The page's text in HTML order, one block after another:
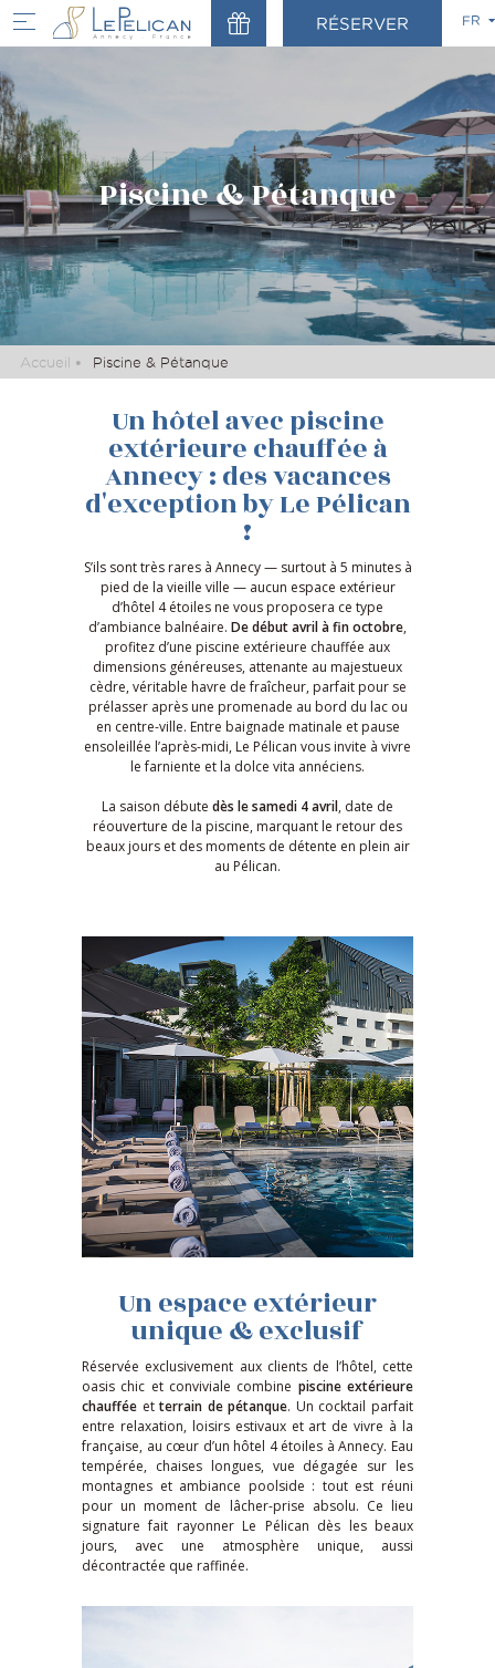
FR
EN
RÉSERVER
Piscine & Pétanque
Accueil Piscine & Pétanque
Un hôtel avec piscine
extérieure chauffée à
Annecy : des vacances
d'exception by Le Pélican
!
S’ils sont très rares à Annecy — surtout à 5 minutes à
pied de la vieille ville — aucun espace extérieur
d’hôtel 4 étoiles ne vous proposera ce type
d’ambiance balnéaire. De début avril à fin octobre,
profitez d’une piscine extérieure chauffée aux
dimensions généreuses, attenante au majestueux
cèdre, véritable havre de fraîcheur, parfait pour se
prélasser après une promenade au bord du lac ou
en centre-ville. Entre baignade matinale et pause
ensoleillée l’après-midi, Le Pélican vous invite à vivre
le farniente et la dolce vita annéciens.
La saison débute dès le samedi 4 avril, date de
réouverture de la piscine, marquant le retour des
beaux jours et des moments de détente en plein air
au Pélican.
Un espace extérieur
unique & exclusif
Réservée exclusivement aux clients de l’hôtel, cette
oasis chic et conviviale combine piscine extérieure
chauffée etterrain de pétanque. Un cocktail parfait
entre relaxation, loisirs estivaux et art de vivre à la
française, au cœur d’un hôtel 4 étoiles à Annecy. Eau
tempérée, chaises longues, vue dégagée sur les
montagnes et ambiance poolside : tout est réuni
pour un moment de lâcher-prise absolu. Ce lieu
signature fait rayonner Le Pélican dès les beaux
jours, avec une atmosphère unique, aussi
décontractée que raffinée.